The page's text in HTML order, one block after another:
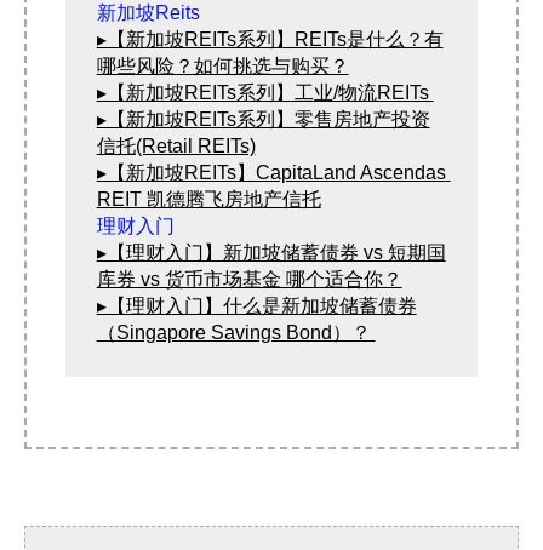
新加坡Reits
▸【新加坡REITs系列】REITs是什么？有
哪些风险？如何挑选与购买？
▸【新加坡REITs系列】工业/物流REITs
▸【新加坡REITs系列】零售房地产投资
信托(Retail REITs)
▸【新加坡REITs】CapitaLand Ascendas
REIT 凯德腾飞房地产信托
▸【理财入门】新加坡储蓄债券 vs 短期国
库券 vs 货币市场基金 哪个适合你？
▸【理财入门】什么是新加坡储蓄债券
（Singapore Savings Bond）？